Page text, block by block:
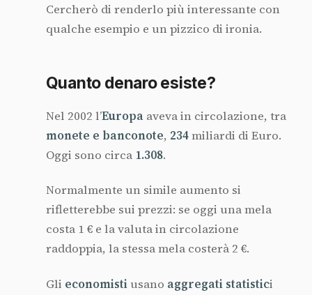
Cercherò di renderlo più interessante con
qualche esempio e un pizzico di ironia.
Quanto denaro esiste?
Nel 2002 l’Europaaveva in circolazione, tra
monete e banconote, 234miliardi di Euro.
Oggi sono circa 1.308.
Normalmente un simile aumento si
rifletterebbe sui prezzi: se oggi una mela
costa 1 € e la valuta in circolazione
raddoppia, la stessa mela costerà 2 €.
Gli economistiusano aggregati statistici